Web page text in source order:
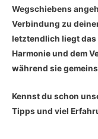
Wegschiebens
Verbindung zu
letztendlich liegt das
Harmonie und dem
während sie
Kennst du schon
Tipps und viel